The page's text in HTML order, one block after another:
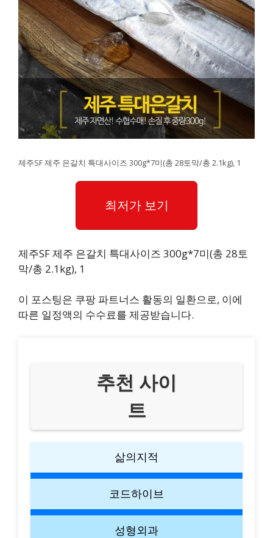
제주SF 제주 은갈치 특대사이즈 300g*7미(총 28토막/총 2.1kg), 1
최저가 보기
제주SF 제주 은갈치 특대사이즈 300g*7미(총 28토
막/총 2.1kg), 1
이 포스팅은 쿠팡 파트너스 활동의 일환으로, 이에
따른 일정액의 수수료를 제공받습니다.
추천 사이
트
삶의지적
코드하이브
성형외과